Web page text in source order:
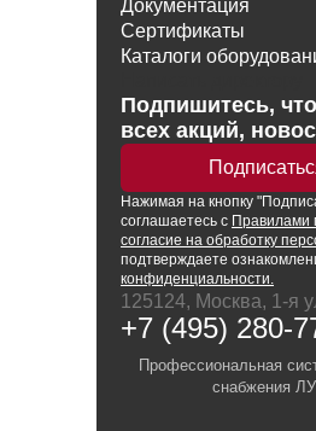
Документация
Сертификаты
Каталоги
Подпишитесь,
всех акций,
Нажимая на кнопку
соглашаетесь с Правилами
согласие на обработку
подтверждаете
конфиденциальности.
125124, Москва, 1-я
+7 (495) 280-
Профессиональная
снабжения